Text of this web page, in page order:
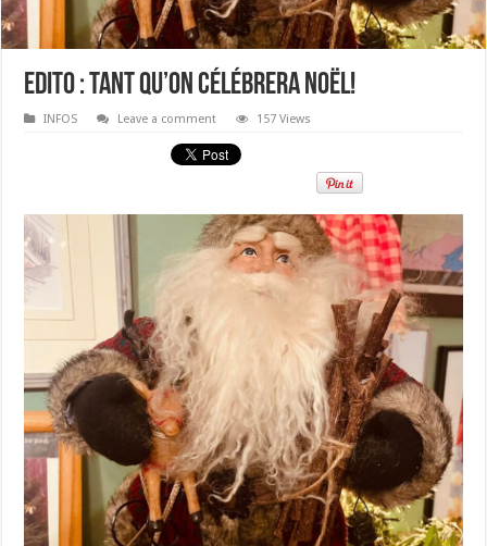
Edito : tant qu’on célébrera Noël!
INFOS Leave a comment 157 Views